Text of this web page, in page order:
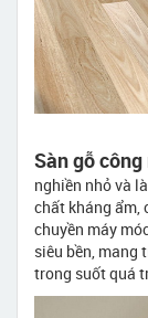
Sàn gỗ
nghiền nhỏ và
chất kháng ẩm,
chuyền máy
siêu bền, mang
trong suốt quá